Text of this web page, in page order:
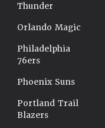
Thunder
Orlando Magic
Philadelphia
76ers
Phoenix Suns
Portland Trail
Blazers